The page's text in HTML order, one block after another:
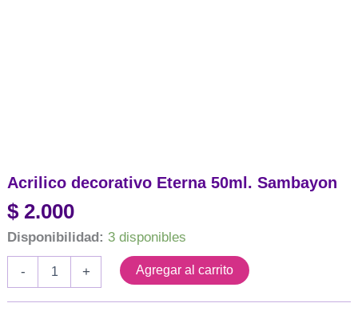
Acrilico decorativo Eterna 50ml. Sambayon
$ 2.000
Disponibilidad: 3 disponibles
-
decorativo
+ Agregar al carrito